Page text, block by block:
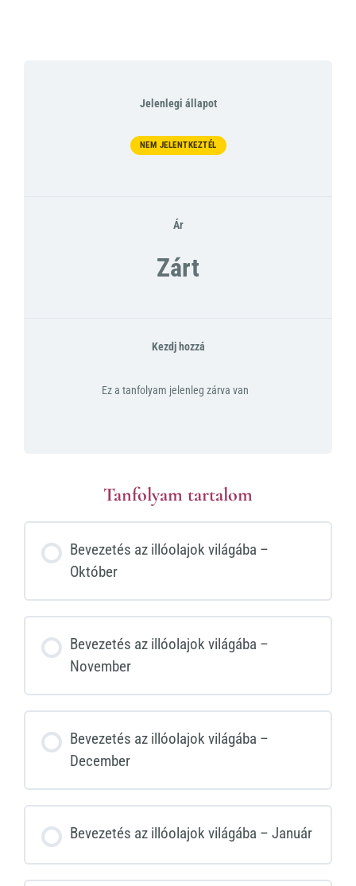
Jelenlegi állapot
NEM JELENTKEZTÉL
Ár
Zárt
Kezdj hozzá
Ez a tanfolyam jelenleg zárva van
Tanfolyam tartalom
Bevezetés az illóolajok világába –
Október
Bevezetés az illóolajok világába –
November
Bevezetés az illóolajok világába –
December
Bevezetés az illóolajok világába – Január